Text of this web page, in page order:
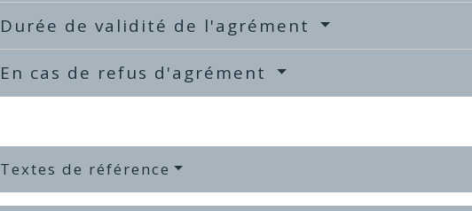
Durée de validité de l'agrément
En cas de refus d'agrément
Textes de référence